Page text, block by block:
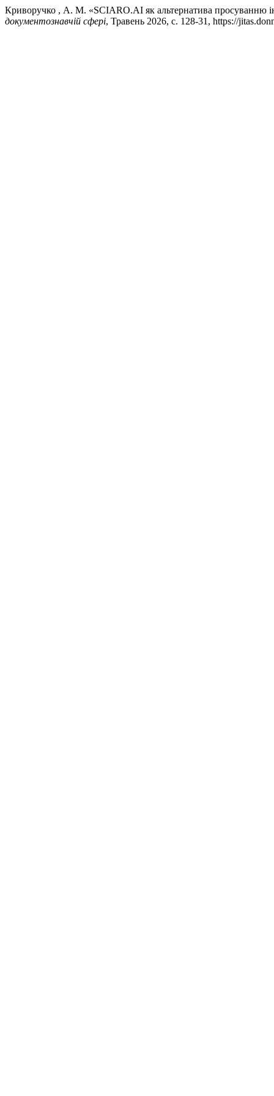
Криворучко , А. М. «SCIARO.AI як альтернатива просуванню
документознавчій сфері, Травень 2026, с. 128-31, https://